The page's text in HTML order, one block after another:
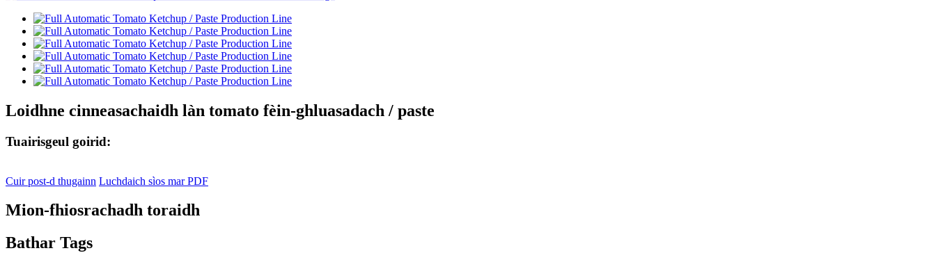
Loidhne cinneasachaidh làn tomato fèin-ghluasadach / paste
Tuairisgeul goirid:
Cuir post-d thugainn Luchdaich sìos mar PDF
Mion-fhiosrachadh toraidh
Bathar Tags